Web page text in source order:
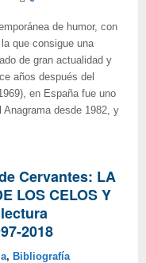
de humor, con
que consigue una
de gran actualidad y
años después del
en España fue uno
desde 1982, y
Cervantes: LA
LOS CELOS Y
2018
, Bibliografía